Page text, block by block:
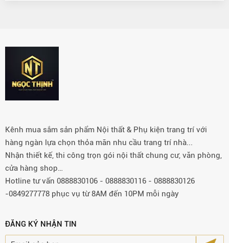
Kênh mua sắm sản phẩm Nội thất & Phụ kiện trang trí với
hàng ngàn lựa chọn thỏa mãn nhu cầu trang trí nhà...
Nhận thiết kế, thi công trọn gói nội thất chung cư, văn phòng,
cửa hàng shop…
Hotline tư vấn 0888830106 - 0888830116 - 0888830126
-0849277778 phục vụ từ 8AM đến 10PM mỗi ngày
ĐĂNG KÝ NHẬN TIN